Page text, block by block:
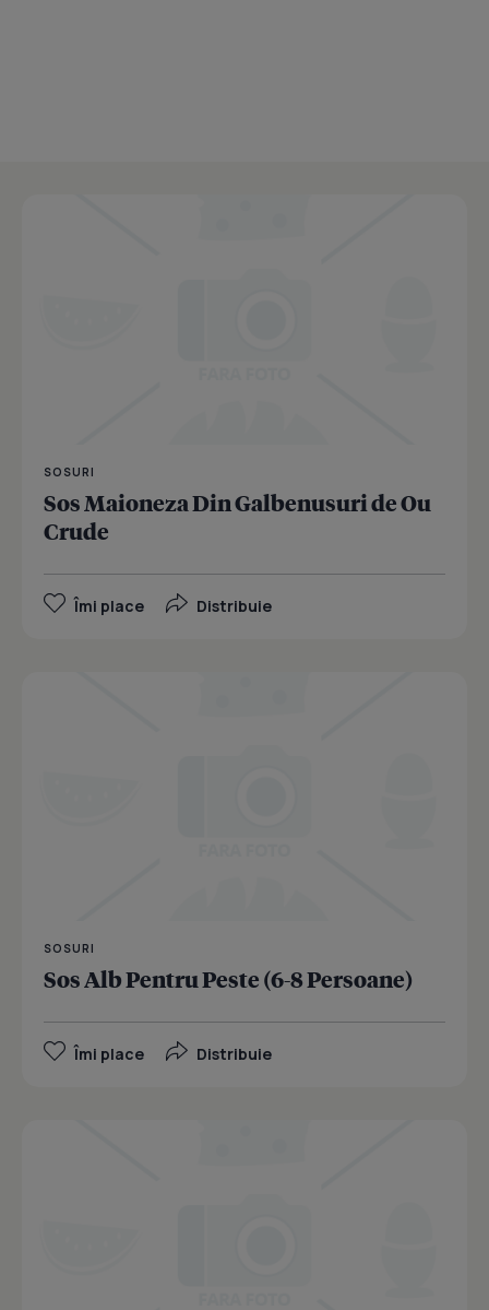
SOSURI
Sos Maioneza Din Galbenusuri de Ou
Crude
Îmi place Distribuie
SOSURI
Sos Alb Pentru Peste (6-8 Persoane)
Îmi place Distribuie